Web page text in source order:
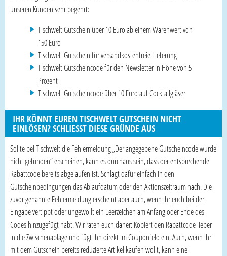
unseren Kunden sehr begehrt:
Tischwelt Gutschein über 10 Euro ab einem Warenwert von
150 Euro
Tischwelt Gutschein für versandkostenfreie Lieferung
Tischwelt Gutscheincode für den Newsletter in Höhe von 5
Prozent
Tischwelt Gutscheincode über 10 Euro auf Cocktailgläser
IHR KÖNNT EUREN TISCHWELT GUTSCHEIN NICHT
EINLÖSEN? SCHLIESST DIESE GRÜNDE AUS
Sollte bei Tischwelt die Fehlermeldung „Der angegebene Gutscheincode wurde
nicht gefunden“ erscheinen, kann es durchaus sein, dass der entsprechende
Rabattcode bereits abgelaufen ist. Schlagt dafür einfach in den
Gutscheinbedingungen das Ablaufdatum oder den Aktionszeitraum nach. Die
zuvor genannte Fehlermeldung erscheint aber auch, wenn ihr euch bei der
Eingabe vertippt oder ungewollt ein Leerzeichen am Anfang oder Ende des
Codes hinzugefügt habt. Wir raten euch daher: Kopiert den Rabattcode lieber
in die Zwischenablage und fügt ihn direkt im Couponfeld ein. Auch, wenn ihr
mit dem Gutschein bereits reduzierte Artikel kaufen wollt, kann eine